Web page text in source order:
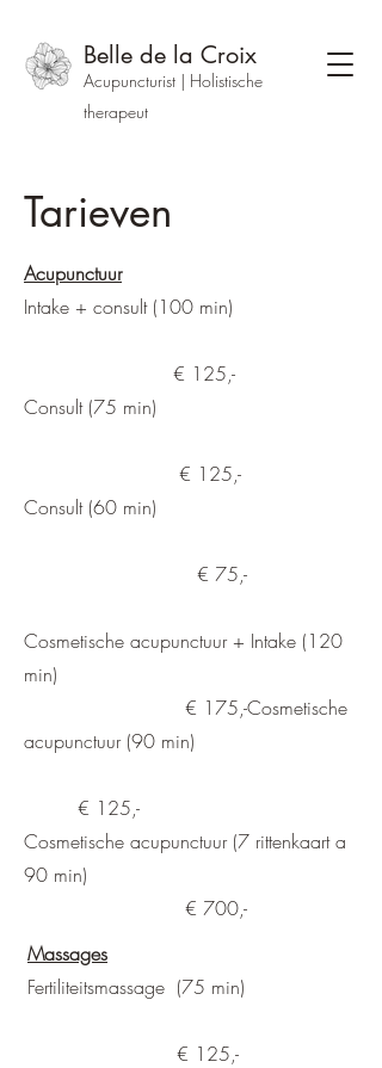
Belle de la Croix
Acupuncturist | Holistische
therapeut
Acupunctuur
Intake + consult (100 min)
€ 125,-
Consult (75 min)
€ 125,-
Consult (60 min)
€ 75,-
Cosmetische acupunctuur + Intake (120
min)
€ 175,-Cosmetische
acupunctuur (90 min)
€ 125,-
Cosmetische acupunctuur (7 rittenkaart a
90 min)
€ 700,-
Massages
Fertiliteitsmassage (75 min)
€ 125,-
Tarieven